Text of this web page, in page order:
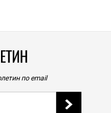
по email